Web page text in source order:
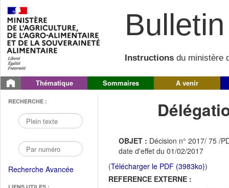
Instructions du ministère
Thématique Sommaires A venir
RECHERCHE :
Recherche Avancée
OBJET : Décision n° 2017/ 75 /
date d'effet du 01/02/2017
(Télécharger le PDF (3983ko))
REFERENCE EXTERNE :